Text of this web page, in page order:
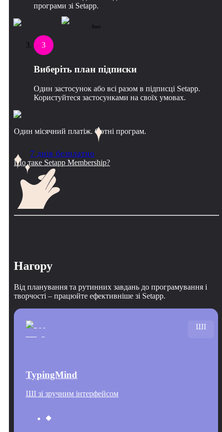
програми зі Setapp.
Base
3
Виберіть план підписки
Один застосунок або всі разом в підписці Setapp.
Користуйтеся застосунками на своїх умовах.
Один місячний платіж. Сотні програм.
7 днів безплатно
Що таке Setapp Membership?
Нагору
Від планування та рутинних завдань до програмування і
творчості – працюйте ефективніше зі Setapp.
TypingMind
ШІ зі зручним інтерфейсом
ШІ